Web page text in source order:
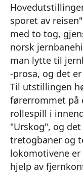
sporet av
med to tog,
norsk
man lytte til
-prosa, og det
Til utstillingen
førerrommet på
rollespill i
"Urskog", og
tretogbaner og
lokomotivene
hjelp av